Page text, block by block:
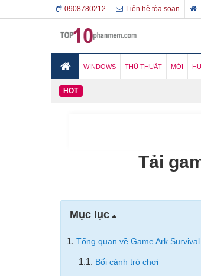
0908780212 Liên hệ tòa soạn
WINDOWS THỦ THUẬT MỚI
HOT
Tải
Mục lục
1. Tổng quan về Game Ark
1.1. Bối cảnh trò chơi